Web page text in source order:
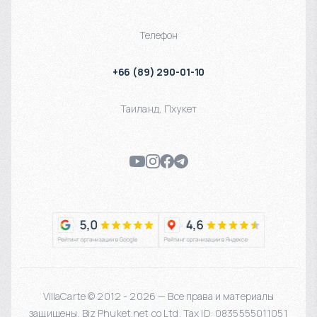
Телефон
+66 (89) 290-01-10
Таиланд, Пхукет
VillaCarte © 2012 - 2026 — Все права и материалы
защищены. Biz Phuket.net co Ltd. Tax ID: 0835555011051